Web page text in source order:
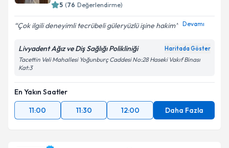
5 (76 Değerlendirme)
Çok ilgili deneyimli tecrübeli güleryüzlü işine hakim Devamı
Livyadent Ağız ve Diş Sağlığı Polikliniği Haritada Göster
Tacettin Veli Mahallesi Yoğunburç Caddesi No:28 Haseki Vakıf Binası
Kat:3
En Yakın Saatler
11:00
11:30 12:00 Daha Fazla